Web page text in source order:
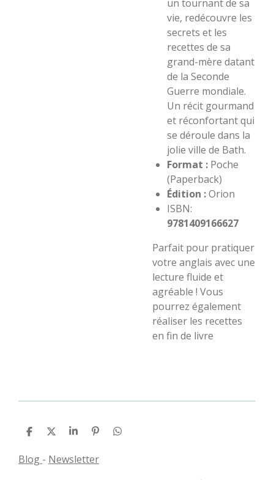
un tournant de sa
vie, redécouvre les
secrets et les
recettes de sa
grand-mère datant
de la Seconde
Guerre mondiale.
Un récit gourmand
et réconfortant qui
se déroule dans la
jolie ville de Bath.
Format : Poche
(Paperback)
Édition :Orion
ISBN:
9781409166627
Parfait pour pratiquer
votre anglais avec une
lecture fluide et
agréable ! Vous
pourrez également
réaliser les recettes
en fin de livre
P
t
P
r
t
P
r
t
É
n
P
Blog - Newsletter